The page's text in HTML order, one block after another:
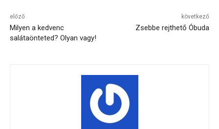
előző
Milyen a kedvenc
salátaönteted? Olyan vagy!
következő
Zsebbe rejthető Óbuda